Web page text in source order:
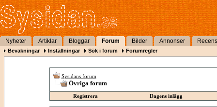
Nyheter Artiklar Bloggar Forum Bilder Annonser
Bevakningar Inställningar Sök i forum Forumregler
Sysidans forum
Övriga forum
Registrera Dagens inlägg